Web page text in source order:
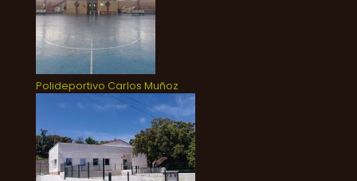
Polideportivo Carlos Muñoz